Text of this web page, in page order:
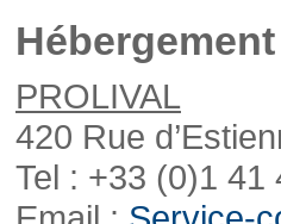
PROLIVAL
420 Rue
Tel : +33 (0)1 41